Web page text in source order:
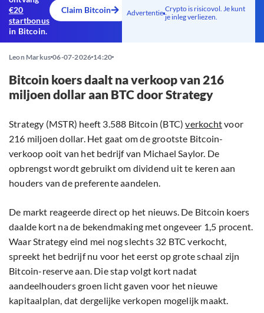
€20
startbonus
in Bitcoin.
Claim Bitcoin Advertentie Crypto is risicovol. Je kunt
je inleg verliezen.
Leon Markus 06-07-2026 14:20
Bitcoin koers daalt na verkoop van 216
miljoen dollar aan BTC door Strategy
Strategy (MSTR) heeft 3.588 Bitcoin (BTC)verkochtvoor
216 miljoen dollar. Het gaat om de grootste Bitcoin-
verkoop ooit van het bedrijf van Michael Saylor. De
opbrengst wordt gebruikt om dividend uit te keren aan
houders van de preferente aandelen.
De markt reageerde direct op het nieuws. De Bitcoin koers
daalde kort na de bekendmaking met ongeveer 1,5 procent.
Waar Strategy eind mei nog slechts 32 BTC verkocht,
spreekt het bedrijf nu voor het eerst op grote schaal zijn
Bitcoin-reserve aan. Die stap volgt kort nadat
aandeelhouders groen licht gaven voor het nieuwe
kapitaalplan, dat dergelijke verkopen mogelijk maakt.